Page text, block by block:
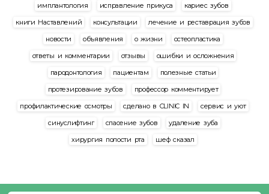
имплантология
исправление прикуса
кариес зубов
книги Наставлений
консультации
лечение и реставрация зубов
новости
объявления о жизни
остеопластика
ответы и комментарии
отзывы
ошибки и осложнения
пародонтология
пациентам
полезные статьи
протезирование зубов
профессор комментирует
профилактические осмотры
сделано в CLINIC IN
сервис и уют
синуслифтинг
спасение зубов
удаление зуба
хирургия полости рта
шеф сказал